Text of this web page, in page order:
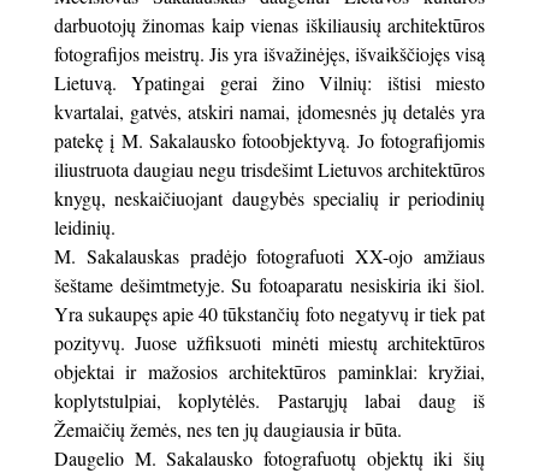
darbuotojų žinomas kaip vienas iškiliausių architektūros
fotografijos meistrų. Jis yra išvažinėjęs, išvaikščiojęs visą
Lietuvą. Ypatingai gerai žino Vilnių: ištisi miesto
kvartalai, gatvės, atskiri namai, įdomesnės jų detalės yra
patekę į M. Sakalausko fotoobjektyvą. Jo fotografijomis
iliustruota daugiau negu trisdešimt Lietuvos architektūros
knygų, neskaičiuojant daugybės specialių ir periodinių
leidinių.
M. Sakalauskas pradėjo fotografuoti XX-ojo amžiaus
šeštame dešimtmetyje. Su fotoaparatu nesiskiria iki šiol.
Yra sukaupęs apie 40 tūkstančių foto negatyvų ir tiek pat
pozityvų. Juose užfiksuoti minėti miestų architektūros
objektai ir mažosios architektūros paminklai: kryžiai,
koplytstulpiai, koplytėlės. Pastarųjų labai daug iš
Žemaičių žemės, nes ten jų daugiausia ir būta.
Daugelio M. Sakalausko fotografuotų objektų iki šių